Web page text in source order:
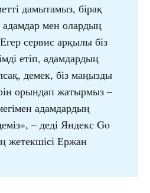
дамытамыз, бірақ
мен олардың
сервис арқылы біз
етіп, адамдардың
демек, біз маңызды
орындап жатырмыз –
адамдардың
– деді Яндекс Go
жетекшісі Ержан